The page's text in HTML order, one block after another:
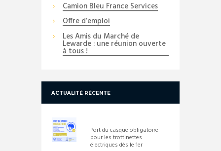
Camion Bleu France Services
Offre d’emploi
Les Amis du Marché de
Lewarde : une réunion ouverte
à tous !
ACTUALITÉ RÉCENTE
Port du casque obligatoire
pour les trottinettes
électriques dès le 1er